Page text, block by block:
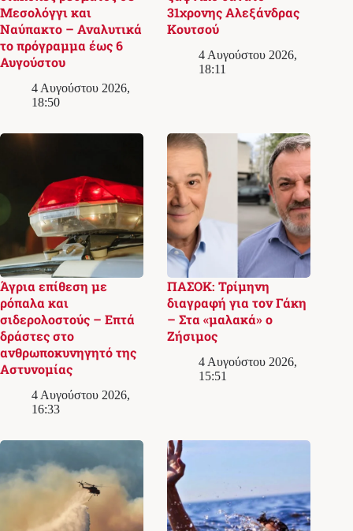
Μεσολόγγι και
Ναύπακτο – Αναλυτικά
το πρόγραμμα έως 6
Αυγούστου
4 Αυγούστου 2026,
18:50
31χρονης Αλεξάνδρας
Κουτσού
4 Αυγούστου 2026,
18:11
Άγρια επίθεση με
ρόπαλα και
σιδερολοστούς – Επτά
δράστες στο
ανθρωποκυνηγητό της
Αστυνομίας
4 Αυγούστου 2026,
16:33
ΠΑΣΟΚ: Τρίμηνη
διαγραφή για τον Γάκη
– Στα «μαλακά» ο
Ζήσιμος
4 Αυγούστου 2026,
15:51